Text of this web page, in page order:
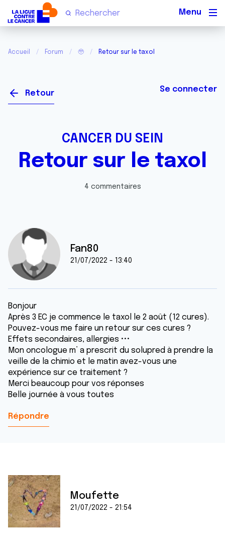
Accueil Forum 🥹 Retour sur le taxol
Retour Se connecter
CANCER DU SEIN
Retour sur le taxol
4 commentaires
Fan80
21/07/2022 - 13:40
Bonjour
Après 3 EC je commence le taxol le 2 août (12 cures).
Pouvez-vous me faire un retour sur ces cures ?
Effets secondaires, allergies •••
Mon oncologue m’ a prescrit du solupred à prendre la
veille de la chimio et le matin avez-vous une
expérience sur ce traitement ?
Merci beaucoup pour vos réponses
Belle journée à vous toutes
Répondre
Moufette
21/07/2022 - 21:54